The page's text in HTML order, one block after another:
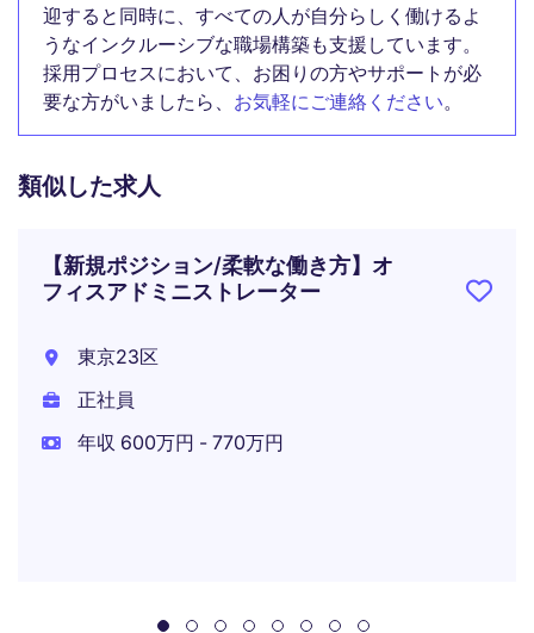
迎すると同時に、すべての人が自分らしく働けるよ
うなインクルーシブな職場構築も支援しています。
採用プロセスにおいて、お困りの方やサポートが必
要な方がいましたら、 お気軽にご連絡ください。
類似した求人
【新規ポジション/柔軟な働き方】オ
フィスアドミニストレーター
東京23区
正社員
年収 600万円 - 770万円